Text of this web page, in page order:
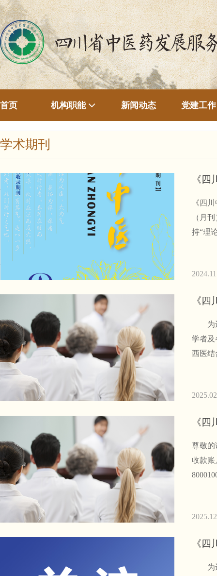
首页 机构职能 新闻动态 党建工作
学术期刊
《
《四
（月刊）
持“理
《
为进
学者及各级学会
西医结
《
尊敬
收款
《
为进